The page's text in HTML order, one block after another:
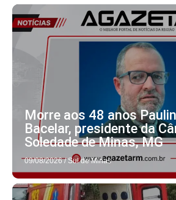
Morre aos 48 anos
Bacelar, presidente da
Soledade de Minas, MG
09/08/2026 / Sul de Minas